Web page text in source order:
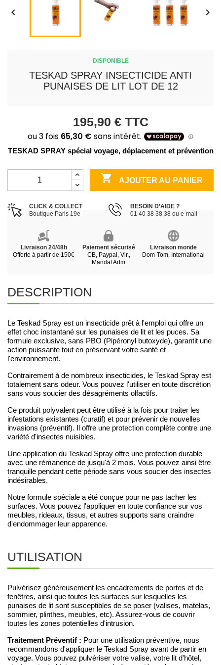
 
DISPONIBLE
TESKAD SPRAY INSECTICIDE ANTI
PUNAISES DE LIT LOT DE 12
195,90 € TTC
TESKAD SPRAY spécial voyage, déplacement et prévention
 AJOUTER AU PANIER
CLICK & COLLECT
Boutique Paris 19e
BESOIN D’AIDE ?
01 40 38 38 38 ou e-mail
Livraison 24/48h
Offerte à partir de 150€
Paiement sécurisé
CB, Paypal, Vir.,
Mandat Adm
Livraison monde
Dom-Tom, International
DESCRIPTION
Le Teskad Spray est un insecticide prêt à l'emploi qui offre un
effet choc instantané sur les punaises de lit et les puces. Sa
formule exclusive, sans PBO (Pipéronyl butoxyde), garantit une
action puissante tout en préservant votre santé et
l'environnement.
Contrairement à de nombreux insecticides, le Teskad Spray est
totalement sans odeur. Vous pouvez l'utiliser en toute discrétion
sans vous soucier des désagréments olfactifs.
Ce produit polyvalent peut être utilisé à la fois pour traiter les
infestations existantes (curatif) et pour prévenir de nouvelles
invasions (préventif). Il offre une protection complète contre une
variété d'insectes nuisibles.
Une application du Teskad Spray offre une protection durable
avec une rémanence de jusqu'à 2 mois. Vous pouvez ainsi être
tranquille pendant cette période sans vous soucier des insectes
indésirables.
Notre formule spéciale a été conçue pour ne pas tacher les
surfaces. Vous pouvez l'appliquer en toute confiance sur vos
meubles, rideaux, tissus, et autres supports sans craindre
d'endommager leur apparence.
UTILISATION
Pulvérisez généreusement les encadrements de portes et de
fenêtres, ainsi que toutes les surfaces sur lesquelles les
punaises de lit sont susceptibles de se poser (valises, matelas,
sommier, plinthes, meubles, etc). Assurez-vous de couvrir
toutes les zones potentielles d'intrusion.
Traitement Préventif : Pour une utilisation préventive, nous
recommandons d'appliquer le Teskad Spray avant de partir en
voyage. Vous pouvez pulvériser votre valise, votre lit d'hôtel,